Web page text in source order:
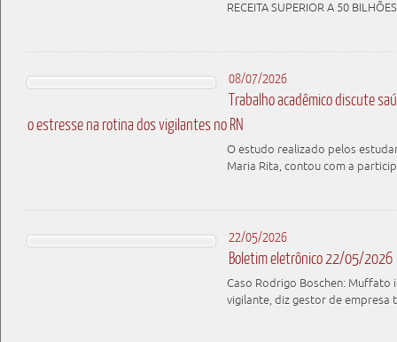
RECEITA SUPERIOR A 50
08/07/2026
Trabalho acadêmico discute
o estresse na rotina dos vigilantes no RN
O estudo realizado pelos
Maria Rita, contou com a
22/05/2026
Boletim eletrônico 22/05/2026
Caso Rodrigo Boschen:
vigilante, diz gestor de empresa